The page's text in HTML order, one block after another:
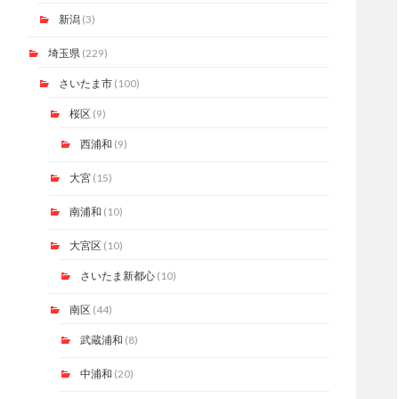
新潟(3)
埼玉県 (229)
さいたま市(100)
桜区(9)
西浦和 (9)
大宮(15)
南浦和 (10)
大宮区(10)
さいたま新都心(10)
南区(44)
武蔵浦和 (8)
中浦和 (20)